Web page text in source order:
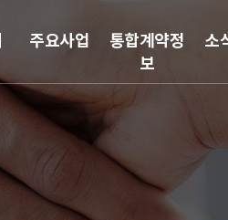
주요사업
통합계약정
보
소